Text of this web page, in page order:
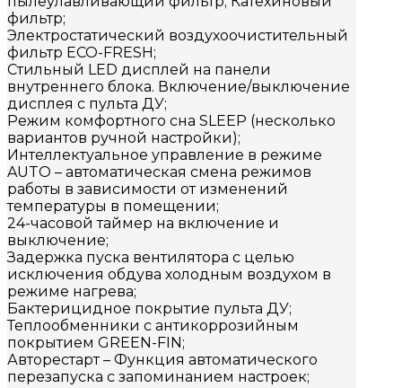
фильтр;
Электростатический воздухоочистительный
фильтр ЕСО-FRESH;
Стильный LED дисплей на панели
внутреннего блока. Включение/выключение
дисплея с пульта ДУ;
Режим комфортного сна SLЕЕР (несколько
вариантов ручной настройки);
Интеллектуальное управление в режиме
AUTO – автоматическая смена режимов
работы в зависимости от изменений
температуры в помещении;
24-часовой таймер на включение и
выключение;
Задержка пуска вентилятора с целью
исключения обдува холодным воздухом в
режиме нагрева;
Бактерицидное покрытие пульта ДУ;
Теплообменники с антикоррозийным
покрытием GREEN-FIN;
Авторестарт – Функция автоматического
перезапуска с запоминанием настроек;